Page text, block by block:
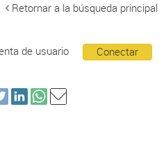
Retornar a la búsqueda principal
Conectar
de usuario